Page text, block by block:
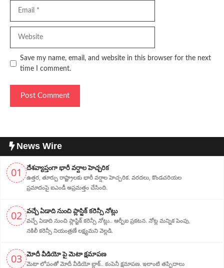
Save my name, email, and website in this browser for the next
time I comment.
News Wire
01 దేశవ్యాప్తంగా భారీ వర్షాల హెచ్చరిక
ఉత్తర, తూర్పు రాష్ట్రాలకు భారీ వర్షాల హెచ్చరిక. వరదలు, కొండచరియల
ప్రమాదంపై ఐఎండీ అప్రమత్తం చేసింది.
02 వచ్చే ఏడాది నుంచి ప్లాస్టిక్ కరెన్సీ నోట్లు
వచ్చే ఏడాది నుంచి ప్లాస్టిక్ కరెన్సీ నోట్లు.. ఆర్బీఐ ప్రకటన. నోట్ల మన్నిక పెంపు,
నకిలీ కరెన్సీ నియంత్రణే లక్ష్యమని వెల్లడి.
03 మోదీ వీడియో పై మెటా క్షమాపణ
మెటా లోపంతో మోదీ వీడియో బ్లాక్.. కంపెనీ క్షమాపణ. ఇలాంటి తప్పిదాలు